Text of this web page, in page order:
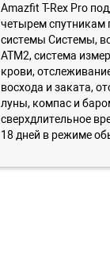
Amazfit T-Rex Pro
четырем спутникам
системы Системы,
ATM2, система
крови,
восхода и заката,
луны, компас и
сверхдлительное
18 дней в режиме